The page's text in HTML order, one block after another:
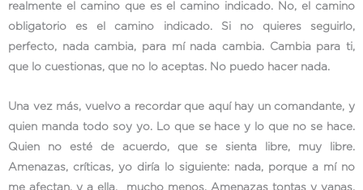
realmente el camino que es el camino indicado. No, el camino
obligatorio es el camino indicado. Si no quieres seguirlo,
perfecto, nada cambia, para mí nada cambia. Cambia para ti,
que lo cuestionas, que no lo aceptas. No puedo hacer nada.
Una vez más, vuelvo a recordar que aquí hay un comandante, y
quien manda todo soy yo. Lo que se hace y lo que no se hace.
Quien no esté de acuerdo, que se sienta libre, muy libre.
Amenazas, críticas, yo diría lo siguiente: nada, porque a mí no
me afectan, y a ella, mucho menos. Amenazas tontas y vanas,